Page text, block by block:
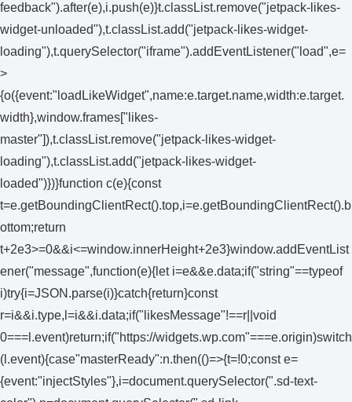
feedback").after(e),i.push(e)}t.classList.remove("jetpack-likes-
widget-unloaded"),t.classList.add("jetpack-likes-widget-
loading"),t.querySelector("iframe").addEventListener("load",e=
>
{o({event:"loadLikeWidget",name:e.target.name,width:e.target.
width},window.frames["likes-
master"]),t.classList.remove("jetpack-likes-widget-
loading"),t.classList.add("jetpack-likes-widget-
loaded")})}function c(e){const
t=e.getBoundingClientRect().top,i=e.getBoundingClientRect().b
ottom;return
t+2e3>=0&&i<=window.innerHeight+2e3}window.addEventList
ener("message",function(e){let i=e&&e.data;if("string"==typeof
i)try{i=JSON.parse(i)}catch{return}const
r=i&&i.type,l=i&&i.data;if("likesMessage"!==r||void
0===l.event)return;if("https://widgets.wp.com"===e.origin)switch
(l.event){case"masterReady":n.then(()=>{t=!0;const e=
{event:"injectStyles"},i=document.querySelector(".sd-text-